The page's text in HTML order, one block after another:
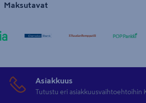
Maksutavat
Asiakkuus
Tutustu eri asiakkuusvaihtoehtoihin